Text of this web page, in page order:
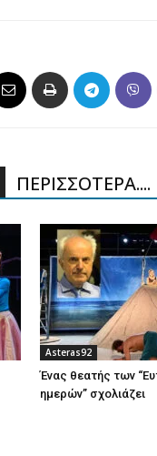
ΠΕΡΙΣΣΟΤΕΡΑ....
Asteras92
Ένας θεατής των
ημερών” σχολιάζει